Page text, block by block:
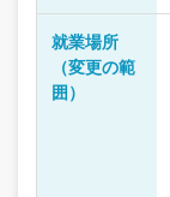
就業場所
（変更の範
囲）